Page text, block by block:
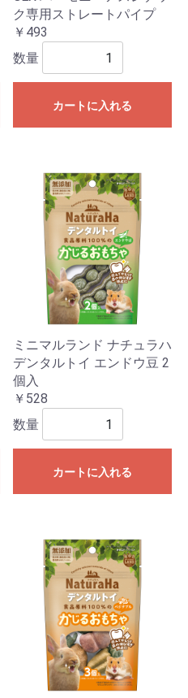
ク専用ストレートパイプ
￥493
数量
カートに入れる
ミニマルランド ナチュラハ
デンタルトイ エンドウ豆 2
個入
￥528
数量
カートに入れる